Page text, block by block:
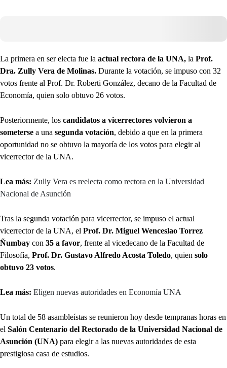
La primera en ser electa fue la actual rectora de la UNA, la Prof.
Dra. Zully Vera de Molinas. Durante la votación, se impuso con 32
votos frente al Prof. Dr. Roberti González, decano de la Facultad de
Economía, quien solo obtuvo 26 votos.
Posteriormente, los candidatos a vicerrectores volvieron a
someterse a una segunda votación, debido a que en la primera
oportunidad no se obtuvo la mayoría de los votos para elegir al
vicerrector de la UNA.
Lea más: Zully Vera es reelecta como rectora en la Universidad
Nacional de Asunción
Tras la segunda votación para vicerrector, se impuso el actual
vicerrector de la UNA, el Prof. Dr. Miguel Wenceslao Torrez
Ñumbay con 35 a favor, frente al vicedecano de la Facultad de
Filosofía, Prof. Dr. Gustavo Alfredo Acosta Toledo, quien solo
obtuvo 23 votos.
Lea más: Eligen nuevas autoridades en Economía UNA
Un total de 58 asambleístas se reunieron hoy desde tempranas horas en
el Salón Centenario del Rectorado de la Universidad Nacional de
Asunción (UNA) para elegir a las nuevas autoridades de esta
prestigiosa casa de estudios.